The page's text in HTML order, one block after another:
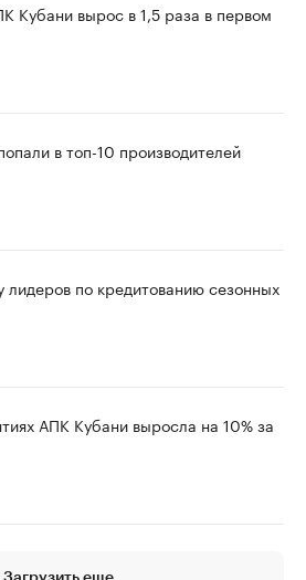
Кубани вырос в 1,5 раза в первом
в топ-10 производителей
лидеров по кредитованию сезонных
АПК Кубани выросла на 10% за